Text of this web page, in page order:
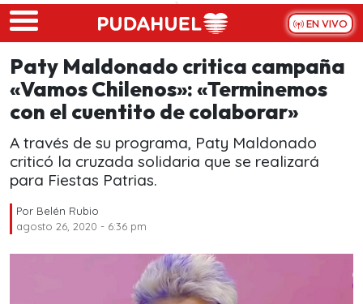
Skip to main content
EN VIVO
Paty Maldonado critica campaña
«Vamos Chilenos»: «Terminemos
con el cuentito de colaborar»
A través de su programa, Paty Maldonado
criticó la cruzada solidaria que se realizará
para Fiestas Patrias.
Por Belén Rubio
agosto 26, 2020 - 6:36 pm